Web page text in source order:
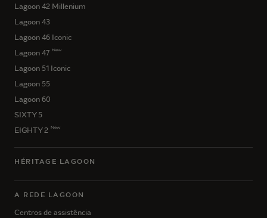
Lagoon 42 Millenium
Lagoon 43
Lagoon 46 Iconic
Lagoon 47 New
Lagoon 51 Iconic
Lagoon 55
Lagoon 60
SIXTY 5
EIGHTY 2 New
HÉRITAGE LAGOON
A REDE LAGOON
Centros de assistência